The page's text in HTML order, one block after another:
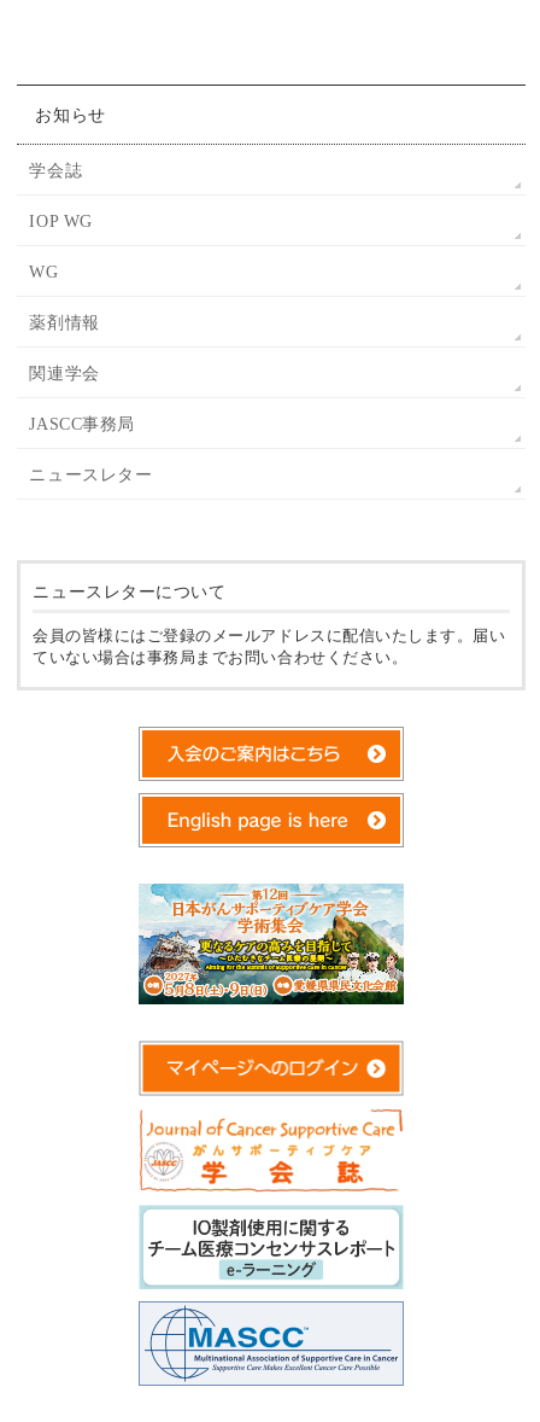
お知らせ
学会誌
IOP WG
WG
薬剤情報
関連学会
JASCC事務局
ニュースレター
ニュースレターについて
会員の皆様にはご登録のメールアドレスに配信いたします。届い
ていない場合は事務局までお問い合わせください。